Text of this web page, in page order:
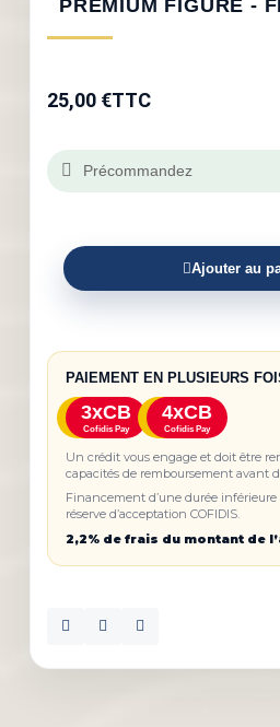
PREMIUM FIGURE -
25,00 €TTC
Précommandez
Ajouter au
PAIEMENT EN PLUSIEURS
3xCB
Cofidis Pay
4xCB
Cofidis Pay
Un crédit vous engage et doit être
capacités de remboursement avant
Financement d’une durée inférieure
réserve d’acceptation COFIDIS.
2,2% de frais du montant de